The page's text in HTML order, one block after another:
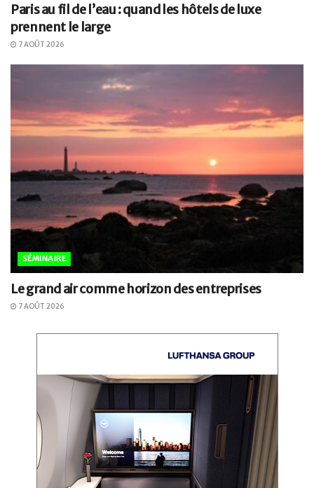
Paris au fil de l’eau : quand les hôtels de luxe
prennent le large
7 AOÛT 2026
SÉMINAIRE
Le grand air comme horizon des entreprises
7 AOÛT 2026